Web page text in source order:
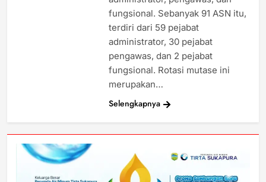
fungsional. Sebanyak 91 ASN itu,
terdiri dari 59 pejabat
administrator, 30 pejabat
pengawas, dan 2 pejabat
fungsional. Rotasi mutase ini
merupakan…
Selengkapnya